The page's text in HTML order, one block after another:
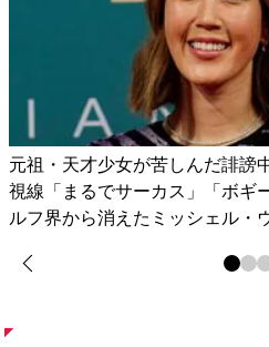
元祖・天才少女が苦しんだ誹謗
視線「まるでサーカス」「ボギ
ルフ界から消えたミッシェル・